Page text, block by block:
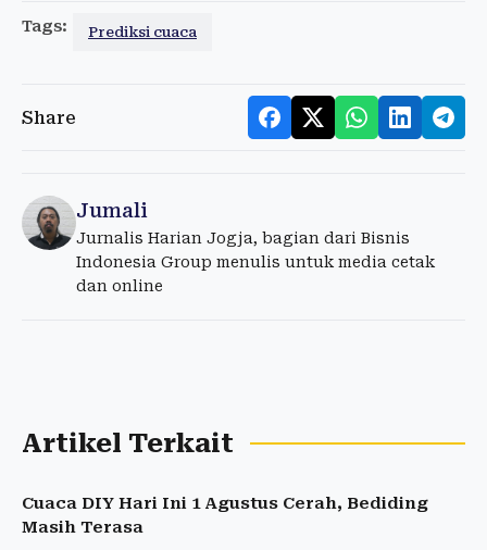
Tags: Prediksi cuaca
Share
Jumali
Jurnalis Harian Jogja, bagian dari Bisnis
Indonesia Group menulis untuk media cetak
dan online
Artikel Terkait
Cuaca DIY Hari Ini 1 Agustus Cerah, Bediding
Masih Terasa